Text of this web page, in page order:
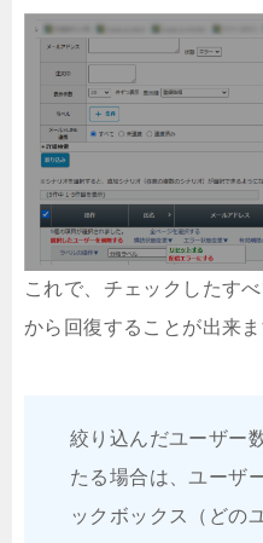
これで、チェックしたす
から回復することが出来ま
絞り込んだユーザー
たる場合は、ユーザ
ックボックス（どの